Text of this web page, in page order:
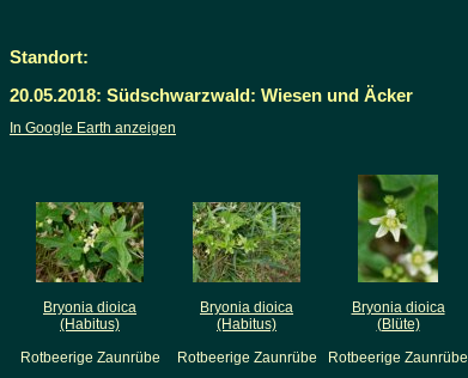
Standort:
20.05.2018: Südschwarzwald: Wiesen und Äcker
In Google Earth anzeigen
Bryonia dioica
(Habitus)
Rotbeerige Zaunrübe
Bryonia dioica
(Habitus)
Rotbeerige Zaunrübe
Bryonia dioica
(Blüte)
Rotbeerige Zaunrübe